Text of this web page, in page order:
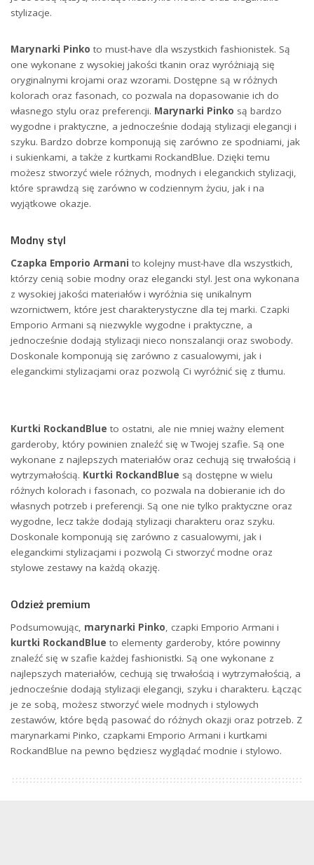
stylizacje.
Marynarki Pinko to must-have dla wszystkich fashionistek. Są
one wykonane z wysokiej jakości tkanin oraz wyróżniają się
oryginalnymi krojami oraz wzorami. Dostępne są w różnych
kolorach oraz fasonach, co pozwala na dopasowanie ich do
własnego stylu oraz preferencji. Marynarki Pinko są bardzo
wygodne i praktyczne, a jednocześnie dodają stylizacji elegancji i
szyku. Bardzo dobrze komponują się zarówno ze spodniami, jak
i sukienkami, a także z kurtkami RockandBlue. Dzięki temu
możesz stworzyć wiele różnych, modnych i eleganckich stylizacji,
które sprawdzą się zarówno w codziennym życiu, jak i na
wyjątkowe okazje.
Modny styl
Czapka Emporio Armani to kolejny must-have dla wszystkich,
którzy cenią sobie modny oraz elegancki styl. Jest ona wykonana
z wysokiej jakości materiałów i wyróżnia się unikalnym
wzornictwem, które jest charakterystyczne dla tej marki. Czapki
Emporio Armani są niezwykle wygodne i praktyczne, a
jednocześnie dodają stylizacji nieco nonszalancji oraz swobody.
Doskonale komponują się zarówno z casualowymi, jak i
eleganckimi stylizacjami oraz pozwolą Ci wyróżnić się z tłumu.
Kurtki RockandBlue to ostatni, ale nie mniej ważny element
garderoby, który powinien znaleźć się w Twojej szafie. Są one
wykonane z najlepszych materiałów oraz cechują się trwałością i
wytrzymałością. Kurtki RockandBlue są dostępne w wielu
różnych kolorach i fasonach, co pozwala na dobieranie ich do
własnych potrzeb i preferencji. Są one nie tylko praktyczne oraz
wygodne, lecz także dodają stylizacji charakteru oraz szyku.
Doskonale komponują się zarówno z casualowymi, jak i
eleganckimi stylizacjami i pozwolą Ci stworzyć modne oraz
stylowe zestawy na każdą okazję.
Odzież premium
Podsumowując, marynarki Pinko, czapki Emporio Armani i
kurtki RockandBlue to elementy garderoby, które powinny
znaleźć się w szafie każdej fashionistki. Są one wykonane z
najlepszych materiałów, cechują się trwałością i wytrzymałością, a
jednocześnie dodają stylizacji elegancji, szyku i charakteru. Łącząc
je ze sobą, możesz stworzyć wiele modnych i stylowych
zestawów, które będą pasować do różnych okazji oraz potrzeb. Z
marynarkami Pinko, czapkami Emporio Armani i kurtkami
RockandBlue na pewno będziesz wyglądać modnie i stylowo.